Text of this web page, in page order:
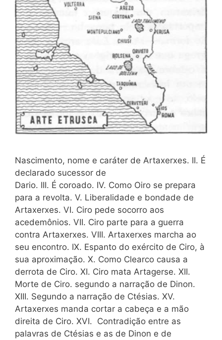
Nascimento, nome e caráter de Artaxerxes. II. É
declarado sucessor de
Dario. III. É coroado. IV. Como Oiro se prepara
para a revolta. V. Liberalidade e bondade de
Artaxerxes. VI. Ciro pede socorro aos
acedemônios. VII. Ciro parte para a guerra
contra Artaxerxes. VIII. Artaxerxes marcha ao
seu encontro. IX. Espanto do exército de Ciro, à
sua aproximação. X. Como Clearco causa a
derrota de Ciro. XI. Ciro mata Artagerse. XII.
Morte de Ciro. segundo a narração de Dinon.
XIII. Segundo a narração de Ctésias. XV.
Artaxerxes manda cortar a cabeça e a mão
direita de Ciro. XVI. Contradição entre as
palavras de Ctésias e as de Dinon e de